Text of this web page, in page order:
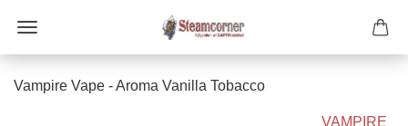
Vampire Vape - Aroma Vanilla Tobacco
VAMPIRE